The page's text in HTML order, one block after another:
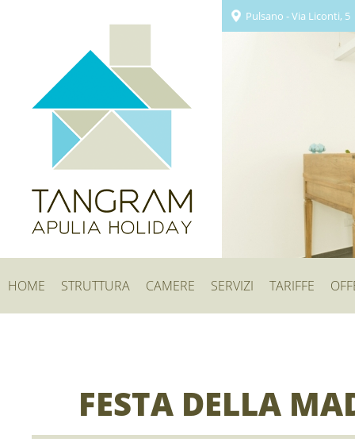
Pulsano - Via Liconti, 5
HOME STRUTTURA CAMERE SERVIZI TARIFFE
FESTA DELLA